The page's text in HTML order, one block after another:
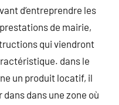
d’entreprendre les
de mairie,
qui viendront
dans le
un produit locatif, il
dans une zone où